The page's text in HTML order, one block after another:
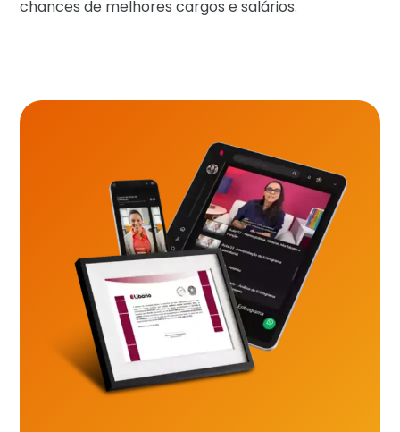
chances de melhores cargos e salários.